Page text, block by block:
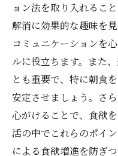
ョン法を取り入れるこ
解消に効果的な趣味を
コミュニケーションを
ルに役立ちます。また
とも重要で、特に朝食
安定させましょう。さ
心がけることで、食欲
活の中でこれらのポイ
による食欲増進を防ぎ